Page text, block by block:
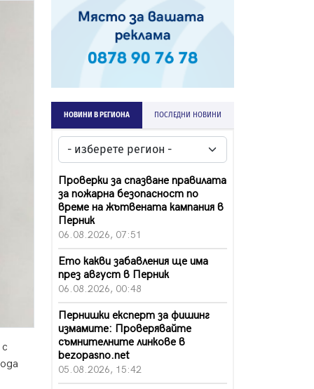
НОВИНИ В РЕГИОНА ПОСЛЕДНИ НОВИНИ
Проверки за спазване правилата
за пожарна безопасност по
време на жътвената кампания в
Перник
06.08.2026, 07:51
Ето какви забавления ще има
през август в Перник
06.08.2026, 00:48
Пернишки експерт за фишинг
измамите: Проверявайте
съмнителните линкове в
bezopasno.net
05.08.2026, 15:42